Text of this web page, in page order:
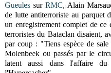
Gueules sur RMC, Alain
de lutte antiterroriste au parquet
un enregistrement complet de ce
terroristes du Bataclan disaient,
par coup : "Tiens espèce de
Molenbeek ou passés par le
latent aussi dans l'affaire